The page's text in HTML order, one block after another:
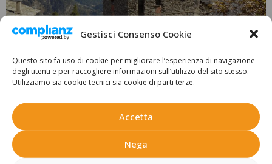
Gestisci Consenso Cookie
Questo sito fa uso di cookie per migliorare l’esperienza di navigazione
degli utenti e per raccogliere informazioni sull’utilizzo del sito stesso.
Utilizziamo sia cookie tecnici sia cookie di parti terze.
Accetta
Nega
L’immobile è ubicato nel Comune di Campodolcino nella parte
superiore dell’antico nucleo di Starleggia, Luogo del Cuore del
FAI, a mt 1.560 s.l.m. e gode di una straordinaria vista sulla
conca di Campodolcino, sulla bellissima cascata di Pianazzo, su
uno scorcio di Madesimo e degli Andossi, sull’Alpe Motta
nonché sui maestosi Pizzo Stella e Pizzo […]
Località S. Sisto